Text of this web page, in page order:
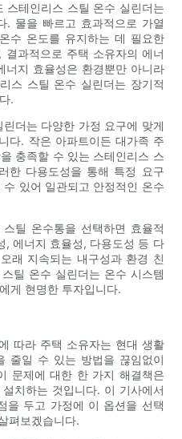
스테인리스 스틸 온수 실린더는
. 물을 빠르고 효과적으로 가열
수 온도를 유지하는 데 필요한
과적으로 주택 소유자의 에너
지 효율성은 환경뿐만 아니라
스 스틸 온수 실린더는 장기적
.
더는 다양한 가정 요구에 맞게
다. 작은 아파트이든 대가족 주
충족할 수 있는 스테인리스 스
한 다용도성을 통해 특정 요구
있어 일관되고 안정적인 온수
틸 온수통을 선택하면 효율적
, 에너지 효율성, 다용도성 등 다
래 지속되는 내구성과 환경 친
틸 온수 실린더는 온수 시스템
게 현명한 투자입니다.
따라 주택 소유자는 현대 생활
줄일 수 있는 방법을 끊임없이
문제에 대한 한 가지 해결책은
치하는 것입니다. 이 기사에서
을 두고 가정에 이 옵션을 선택
펴보겠습니다.